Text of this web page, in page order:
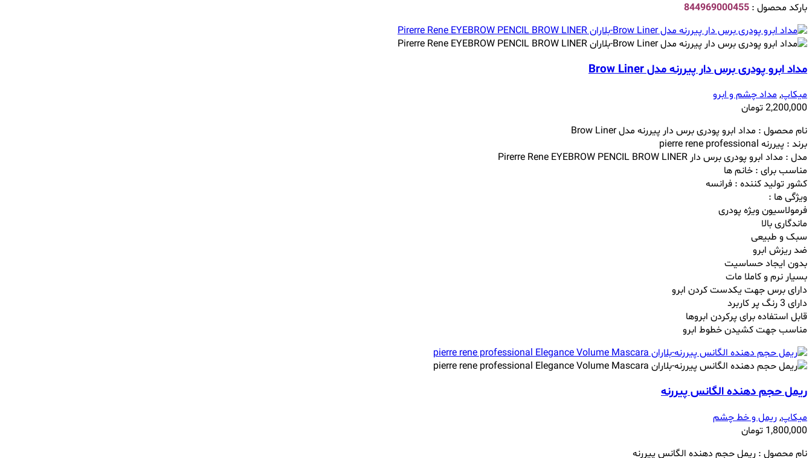
بارکد محصول : 844969000455
مداد ابرو پودری برس دار پیررنه مدل Brow Liner
میکاپ,مداد چشم و ابرو
2,200,000تومان
نام محصول : مداد ابرو پودری برس دار پیررنه مدل Brow Liner
برند : پیررنه pierre rene professional
مدل : مداد ابرو پودری برس دار Pirerre Rene EYEBROW PENCIL BROW LINER
مناسب برای : خانم ها
کشور تولید کننده : فرانسه
ویژگی ها :
فرمولاسیون ویژه پودری
ماندگاری بالا
سبک و طبیعی
ضد ریزش ابرو
بدون ایجاد حساسیت
بسیار نرم و‌ کاملا مات
دارای برس جهت یکدست کردن ابرو
دارای 3 رنگ پر کاربرد
قابل استفاده برای پرکردن ابروها
مناسب جهت کشیدن خطوط ابرو
ریمل حجم دهنده الگانس پیررنه
میکاپ,ریمل و خط چشم
1,800,000 تومان
نام محصول : ریمل حجم دهنده الگانس پیررنه